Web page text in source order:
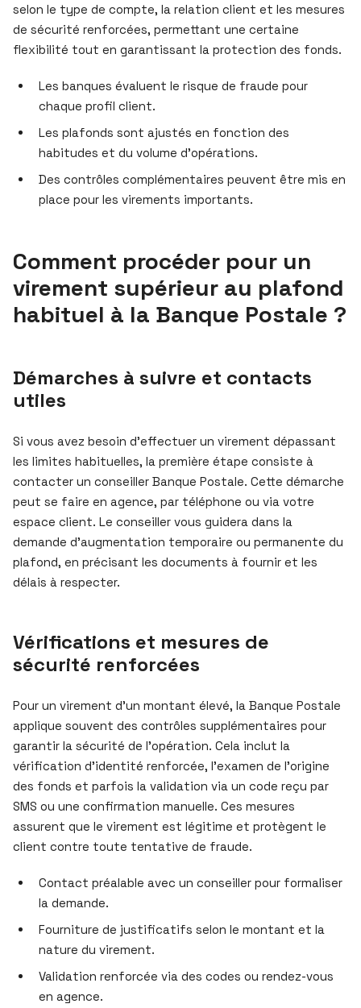
selon le type de compte, la relation client et les mesures
de sécurité renforcées, permettant une certaine
flexibilité tout en garantissant la protection des fonds.
Les banques évaluent le risque de fraude pour
chaque profil client.
Les plafonds sont ajustés en fonction des
habitudes et du volume d’opérations.
Des contrôles complémentaires peuvent être mis en
place pour les virements importants.
Comment procéder pour un
virement supérieur au plafond
habituel à la Banque Postale ?
Démarches à suivre et contacts
utiles
Si vous avez besoin d’effectuer un virement dépassant
les limites habituelles, la première étape consiste à
contacter un conseiller Banque Postale. Cette démarche
peut se faire en agence, par téléphone ou via votre
espace client. Le conseiller vous guidera dans la
demande d’augmentation temporaire ou permanente du
plafond, en précisant les documents à fournir et les
délais à respecter.
Vérifications et mesures de
sécurité renforcées
Pour un virement d’un montant élevé, la Banque Postale
applique souvent des contrôles supplémentaires pour
garantir la sécurité de l’opération. Cela inclut la
vérification d’identité renforcée, l’examen de l’origine
des fonds et parfois la validation via un code reçu par
SMS ou une confirmation manuelle. Ces mesures
assurent que le virement est légitime et protègent le
client contre toute tentative de fraude.
Contact préalable avec un conseiller pour formaliser
la demande.
Fourniture de justificatifs selon le montant et la
nature du virement.
Validation renforcée via des codes ou rendez-vous
en agence.